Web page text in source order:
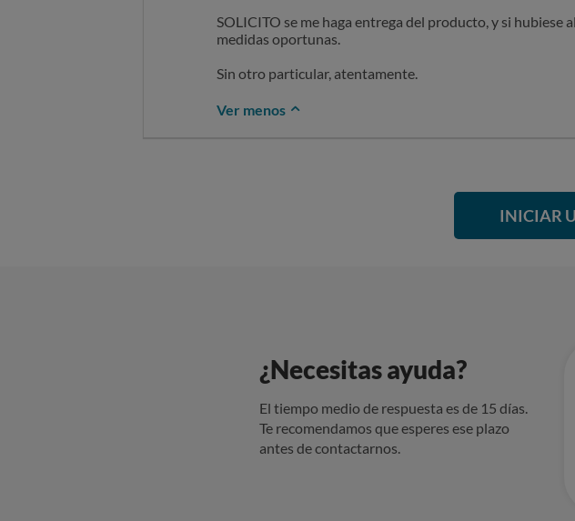
SOLICITO se me haga entrega del producto, y si hubiese
medidas oportunas.
Sin otro particular, atentamente.
Ver menos
INICIAR
¿Necesitas ayuda?
El tiempo medio de respuesta es de 15 días.
Te recomendamos que esperes ese plazo
antes de contactarnos.